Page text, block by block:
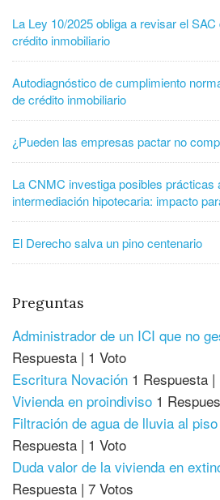
La Ley 10/2025 obliga a revisar el
crédito inmobiliario
Autodiagnóstico de cumplimiento
de crédito inmobiliario
¿Pueden las empresas pactar no
La CNMC investiga posibles prácticas
intermediación hipotecaria: impacto
El Derecho salva un pino centenario
Preguntas
Administrador de un ICI que no
Respuesta | 1 Voto
Escritura Novación 1 Respuesta |
Vivienda en proindiviso 1
Filtración de agua de lluvia al
Respuesta | 1 Voto
Duda valor de la vivienda en
Respuesta | 7 Votos